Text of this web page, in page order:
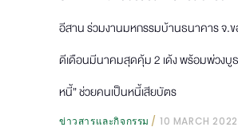
อีสาน ร่วมงานมหกรรมบ้านธนาคาร จ.
ดีเดือนมีนาคมสุดคุ้ม 2 เด้ง พร้อมพ่วงบู
หนี้” ช่วยคนเป็นหนี้เสียบัตร
ข่าวสารและกิจกรรม 10 MARCH 2022